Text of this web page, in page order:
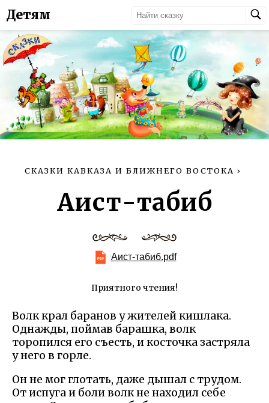
Детям
СКАЗКИ КАВКАЗА И БЛИЖНЕГО ВОСТОКА ›
Аист-табиб
Аист-табиб.pdf
Приятного чтения!
Волк крал баранов у жителей кишлака.
Однажды, поймав барашка, волк
торопился его съесть, и косточка застряла
у него в горле.
Он не мог глотать, даже дышал с трудом.
От испуга и боли волк не находил себе